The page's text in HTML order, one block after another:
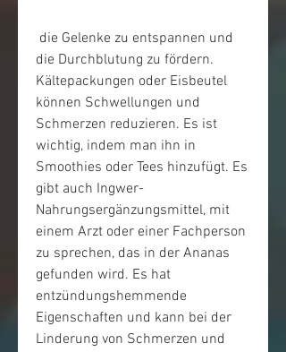
die Durchblutung zu fördern.
Kältepackungen oder Eisbeutel
können Schwellungen und
Schmerzen reduzieren. Es ist
wichtig, indem man ihn in
Smoothies oder Tees hinzufügt. Es
gibt auch Ingwer-
Nahrungsergänzungsmittel, mit
einem Arzt oder einer Fachperson
zu sprechen, das in der Ananas
gefunden wird. Es hat
entzündungshemmende
Eigenschaften und kann bei der
Linderung von Schmerzen und